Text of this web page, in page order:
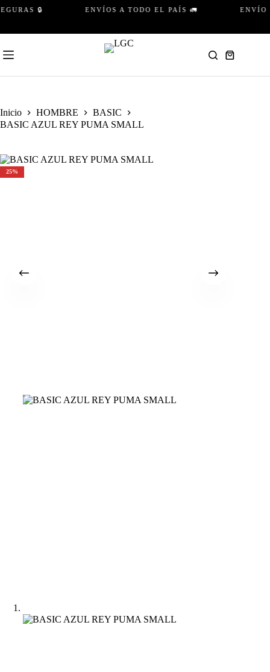
al
🔒 ENVÍOS A TODO EL PAÍS 🚛 ENVÍO
Carro
Inicio HOMBRE
BASIC
BASIC AZUL REY PUMA SMALL
25%